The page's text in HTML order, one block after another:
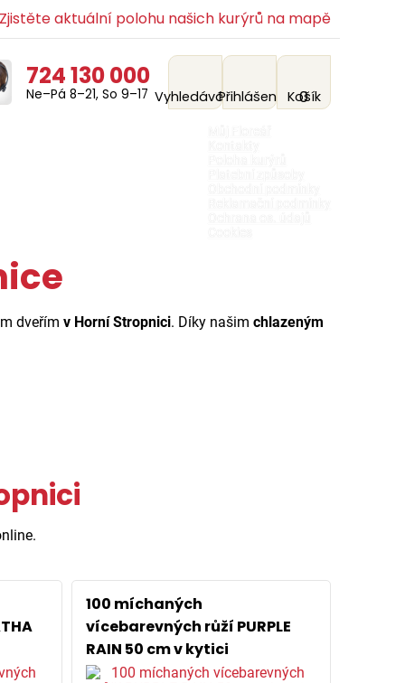
aktuální polohu našich kurýrů na mapě
724 130 000
Ne–Pá 8–21, So 9–17 VyhledáváníPřihlášení 0
Košík
dveřím v Horní Stropnici. Díky našim chlazeným
100 míchaných
vícebarevných růží PURPLE
RAIN 50 cm v kytici